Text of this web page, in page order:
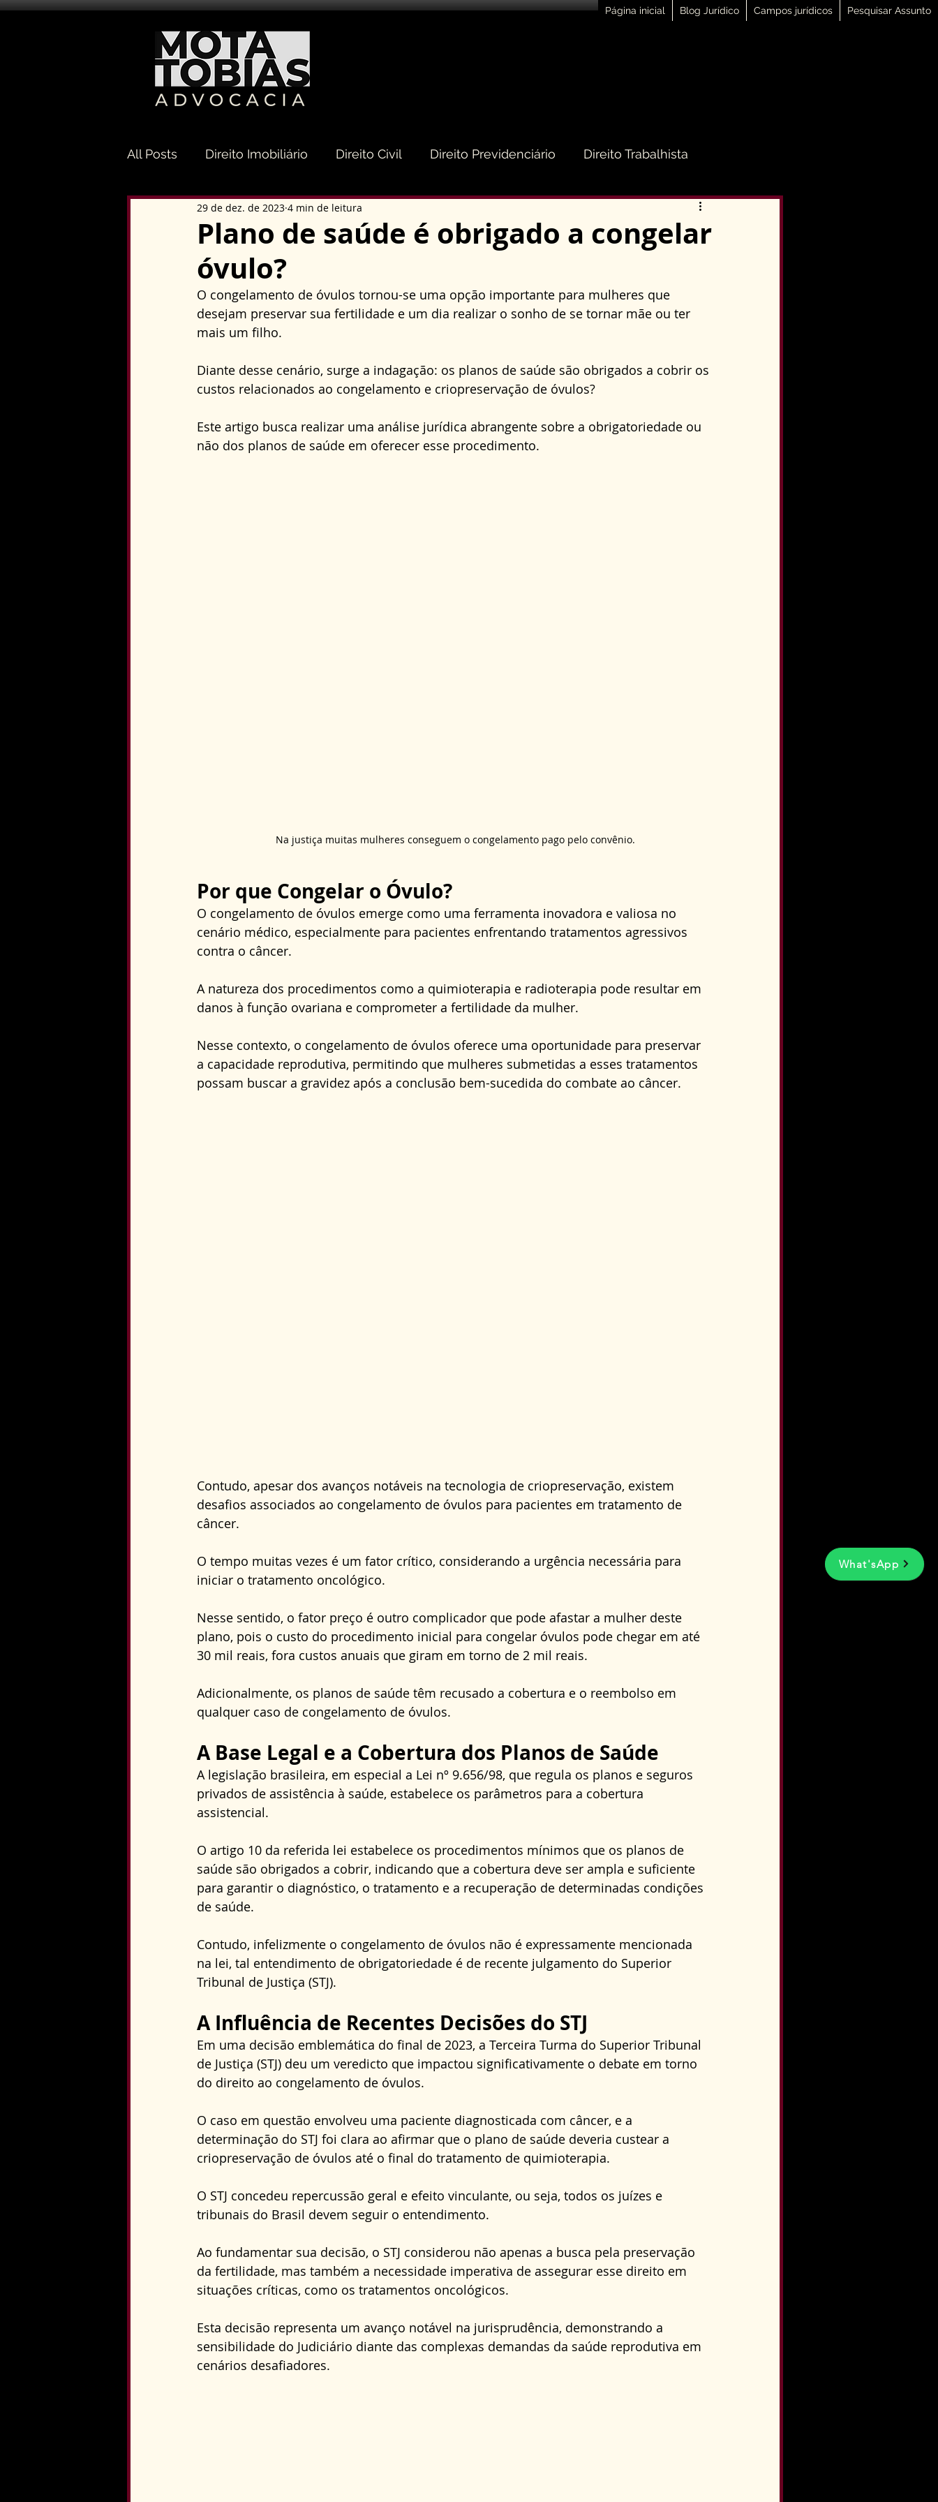
Página inicial Blog Jurídico Campos jurídicos Pesquisar Assunto
What'sApp
All Posts Direito Imobiliário Direito Civil Direito Previdenciário Direito Trabalhista
Direito Sucessório Direito do Consumidor
Direito Tributário Direito Empresarial e Societário
Direito Constitucional Direito Administrativo Direito da Saúde condo Direito Condominial
Plano de saúde é obrigado a congelar
óvulo?
29 de dez. de 2023 4 min de leitura
O congelamento de óvulos tornou-se uma opção importante para mulheres que
desejam preservar sua fertilidade e um dia realizar o sonho de se tornar mãe ou ter
mais um filho.
Diante desse cenário, surge a indagação: os planos de saúde são obrigados a cobrir os
custos relacionados ao congelamento e criopreservação de óvulos?
Este artigo busca realizar uma análise jurídica abrangente sobre a obrigatoriedade ou
não dos planos de saúde em oferecer esse procedimento.
Na justiça muitas mulheres conseguem o congelamento pago pelo convênio.
Por que Congelar o Óvulo?
O congelamento de óvulos emerge como uma ferramenta inovadora e valiosa no
cenário médico, especialmente para pacientes enfrentando tratamentos agressivos
contra o câncer.
A natureza dos procedimentos como a quimioterapia e radioterapia pode resultar em
danos à função ovariana e comprometer a fertilidade da mulher.
Nesse contexto, o congelamento de óvulos oferece uma oportunidade para preservar
a capacidade reprodutiva, permitindo que mulheres submetidas a esses tratamentos
possam buscar a gravidez após a conclusão bem-sucedida do combate ao câncer.
Contudo, apesar dos avanços notáveis na tecnologia de criopreservação, existem
desafios associados ao congelamento de óvulos para pacientes em tratamento de
câncer.
O tempo muitas vezes é um fator crítico, considerando a urgência necessária para
iniciar o tratamento oncológico.
Nesse sentido, o fator preço é outro complicador que pode afastar a mulher deste
plano, pois o custo do procedimento inicial para congelar óvulos pode chegar em até
30 mil reais, fora custos anuais que giram em torno de 2 mil reais.
Adicionalmente, os planos de saúde têm recusado a cobertura e o reembolso em
qualquer caso de congelamento de óvulos.
A Base Legal e a Cobertura dos Planos de Saúde
A legislação brasileira, em especial a Lei nº 9.656/98, que regula os planos e seguros
privados de assistência à saúde, estabelece os parâmetros para a cobertura
assistencial.
O artigo 10 da referida lei estabelece os procedimentos mínimos que os planos de
saúde são obrigados a cobrir, indicando que a cobertura deve ser ampla e suficiente
para garantir o diagnóstico, o tratamento e a recuperação de determinadas condições
de saúde.
Contudo, infelizmente o congelamento de óvulos não é expressamente mencionada
na lei, tal entendimento de obrigatoriedade é de recente julgamento do Superior
Tribunal de Justiça (STJ).
A Influência de Recentes Decisões do STJ
Em uma decisão emblemática do final de 2023, a Terceira Turma do Superior Tribunal
de Justiça (STJ) deu um veredicto que impactou significativamente o debate em torno
do direito ao congelamento de óvulos.
O caso em questão envolveu uma paciente diagnosticada com câncer, e a
determinação do STJ foi clara ao afirmar que o plano de saúde deveria custear a
criopreservação de óvulos até o final do tratamento de quimioterapia.
O STJ concedeu repercussão geral e efeito vinculante, ou seja, todos os juízes e
tribunais do Brasil devem seguir o entendimento.
Ao fundamentar sua decisão, o STJ considerou não apenas a busca pela preservação
da fertilidade, mas também a necessidade imperativa de assegurar esse direito em
situações críticas, como os tratamentos oncológicos.
Esta decisão representa um avanço notável na jurisprudência, demonstrando a
sensibilidade do Judiciário diante das complexas demandas da saúde reprodutiva em
cenários desafiadores.